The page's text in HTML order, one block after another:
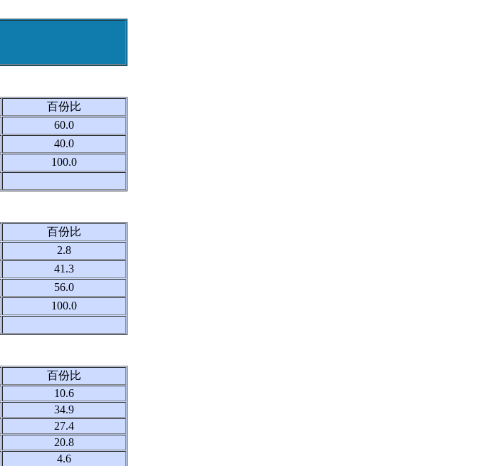
百份比
60.0
40.0
100.0
百份比
2.8
41.3
56.0
100.0
百份比
10.6
34.9
27.4
20.8
4.6